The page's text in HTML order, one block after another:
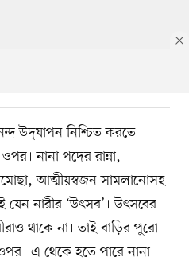
উদ্‌যাপন নিশ্চিত করতে
নানা পদের রান্না,
আত্মীয়স্বজন সামলানোসহ
যেন নারীর ‘উৎসব’। উৎসবের
থাকে না। তাই বাড়ির পুরো
এ থেকে হতে পারে নানা